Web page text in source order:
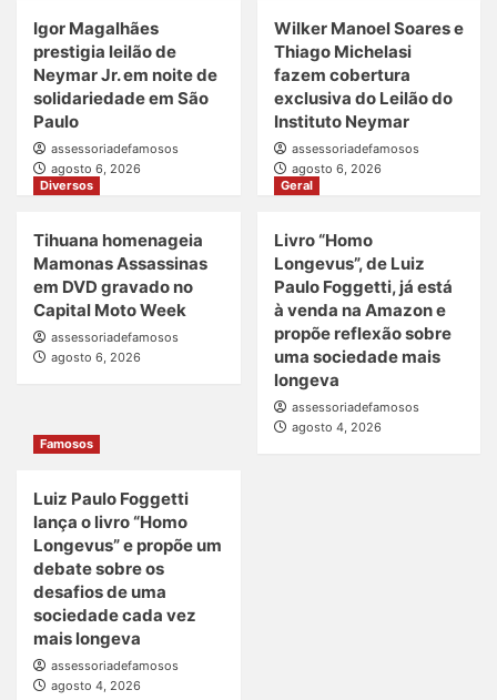
Igor Magalhães
prestigia leilão de
Neymar Jr. em noite de
solidariedade em São
Paulo
assessoriadefamosos
agosto 6, 2026
Wilker Manoel Soares e
Thiago Michelasi
fazem cobertura
exclusiva do Leilão do
Instituto Neymar
assessoriadefamosos
agosto 6, 2026
Diversos
Tihuana homenageia
Mamonas Assassinas
em DVD gravado no
Capital Moto Week
assessoriadefamosos
agosto 6, 2026
Geral
Livro “Homo
Longevus”, de Luiz
Paulo Foggetti, já está
à venda na Amazon e
propõe reflexão sobre
uma sociedade mais
longeva
assessoriadefamosos
agosto 4, 2026
Famosos
Luiz Paulo Foggetti
lança o livro “Homo
Longevus” e propõe um
debate sobre os
desafios de uma
sociedade cada vez
mais longeva
assessoriadefamosos
agosto 4, 2026